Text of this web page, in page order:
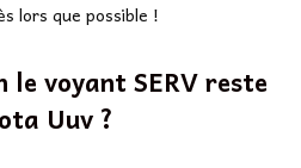
lors que possible !
le voyant SERV reste
Uuv ?